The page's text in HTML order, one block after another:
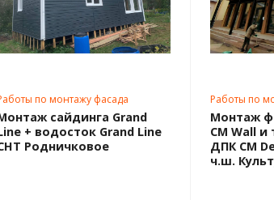
по монтажу фасада
сайдинга Grand
+ водосток Grand Line
Родничковое
Работы по
Монтаж
CM Wall
ДПК CM
ч.ш.